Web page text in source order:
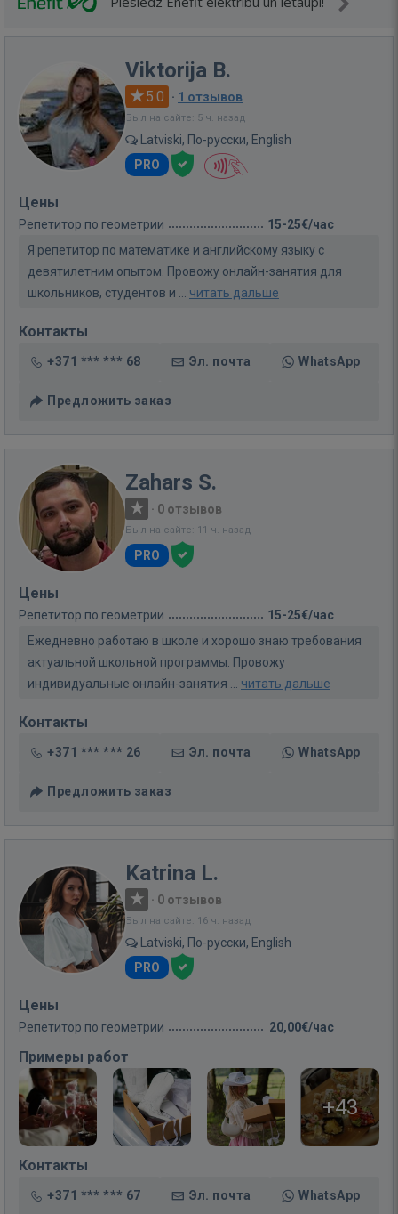
Viktorija B.
5.0 · 1 отзывов
Был на сайте: 5 ч. назад
Latviski, По-русски, English
PRO
Цены
Репетитор по геометрии
15-25€/час
Я репетитор по математике и английскому языку с
девятилетним опытом. Провожу онлайн-занятия для
школьников, студентов и ... читать дальше
Контакты
+371 *** *** 68 Эл. почта WhatsApp
Предложить заказ
Zahars S.
· 0 отзывов
Был на сайте: 11 ч. назад
PRO
Цены
Репетитор по геометрии
15-25€/час
Ежедневно работаю в школе и хорошо знаю требования
актуальной школьной программы. Провожу
индивидуальные онлайн-занятия ... читать дальше
Контакты
+371 *** *** 26 Эл. почта WhatsApp
Предложить заказ
Katrina L.
· 0 отзывов
Был на сайте: 16 ч. назад
Latviski, По-русски, English
PRO
Цены
Репетитор по геометрии 20,00€/час
Примеры работ
+43
Контакты
+371 *** *** 67 Эл. почта WhatsApp